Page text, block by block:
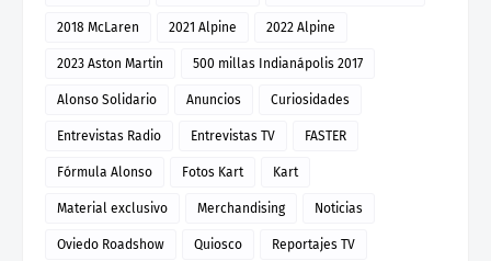
2018 McLaren 2021 Alpine 2022 Alpine
2023 Aston Martin 500 millas Indianápolis 2017
Alonso Solidario Anuncios Curiosidades
Entrevistas Radio Entrevistas TV FASTER
Fórmula Alonso Fotos Kart Kart
Material exclusivo Merchandising Noticias
Oviedo Roadshow Quiosco Reportajes TV